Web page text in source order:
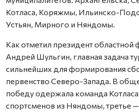
Котласа, Коряжмы, Ильинско-
Устьян, Мирного и Няндомы.
Как отметил президент
Андрей Шульгин, главная задача
сильнейших для формирования
первенство Северо-Запада. В
победу одержала команда
спортсменов из Няндомы, третье